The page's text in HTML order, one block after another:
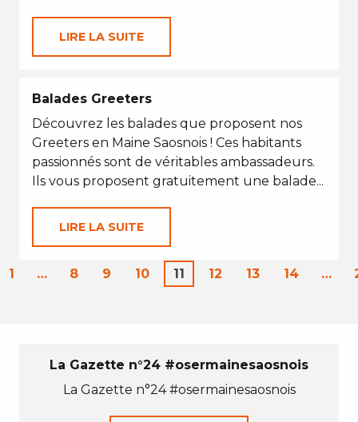
LIRE LA SUITE
Balades Greeters
Découvrez les balades que proposent nos
Greeters en Maine Saosnois ! Ces habitants
passionnés sont de véritables ambassadeurs.
Ils vous proposent gratuitement une balade...
LIRE LA SUITE
1 … 8 9 10 11 12 13 14 …
La Gazette n°24 #osermainesaosnois
La Gazette n°24 #osermainesaosnois